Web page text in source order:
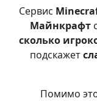
Сервис
Майнкрафт
сколько
подскажет
Помимо